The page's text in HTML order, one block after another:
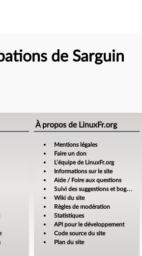
de Sarguin
À propos de LinuxFr.org
Mentions légales
Faire un don
L’équipe de LinuxFr.org
Informations sur le site
Aide / Foire aux questions
Suivi des suggestions et bogues
Wiki du site
Règles de modération
Statistiques
API pour le développement
Code source du site
Plan du site